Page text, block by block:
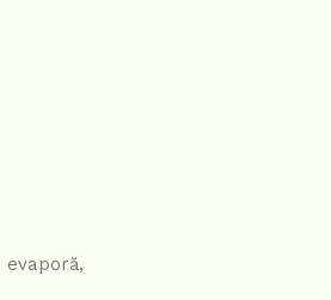
evaporă,